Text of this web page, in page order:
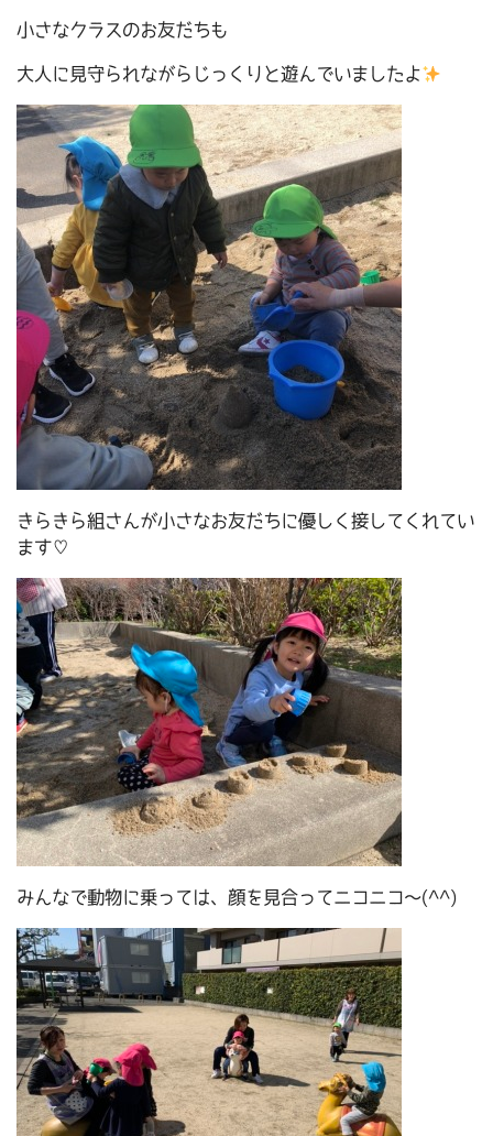
小さなクラスのお友だちも
大人に見守られながらじっくりと遊んでいましたよ
きらきら組さんが小さなお友だちに優しく接してくれてい
ます♡
みんなで動物に乗っては、顔を見合ってニコニコ～(^^)